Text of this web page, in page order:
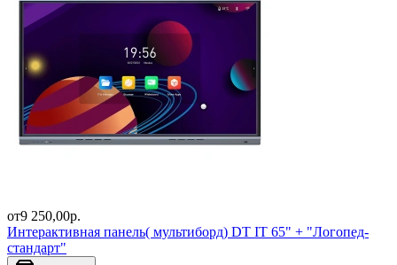
от9 250,00р.
Интерактивная панель( мультиборд) DT IT 65" + "Логопед-
стандарт"